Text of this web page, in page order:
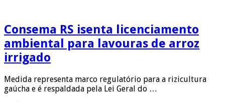
Consema RS isenta licenciamento
ambiental para lavouras de arroz
irrigado
Medida representa marco regulatório para a rizicultura
gaúcha e é respaldada pela Lei Geral do …